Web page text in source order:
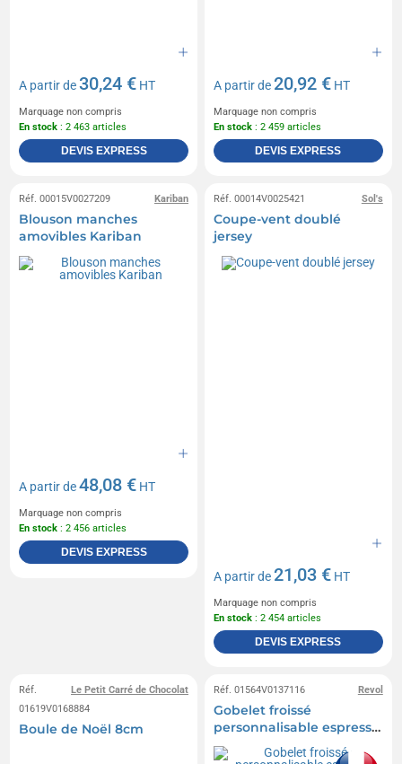
A partir de30,24 € HT
Marquage non compris
En stock : 2 463 articles
DEVIS EXPRESS
A partir de20,92 € HT
Marquage non compris
En stock : 2 459 articles
DEVIS EXPRESS
Kariban
Réf. 00015V0027209
Blouson manches
amovibles Kariban
A partir de48,08 € HT
Marquage non compris
En stock : 2 456 articles
DEVIS EXPRESS
Sol's
Réf. 00014V0025421
Coupe-vent doublé
jersey
A partir de21,03 € HT
Marquage non compris
En stock : 2 454 articles
DEVIS EXPRESS
Le Petit Carré de Chocolat
Réf.
01619V0168884
Boule de Noël 8cm
Revol
Réf. 01564V0137116
Gobelet froissé
personnalisable espresso
couleur REVOL